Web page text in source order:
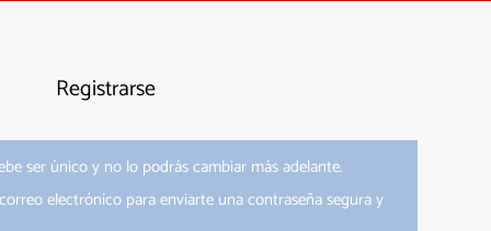
Registrarse
ser único y no lo podrás cambiar más adelante.
electrónico para enviarte una contraseña segura y